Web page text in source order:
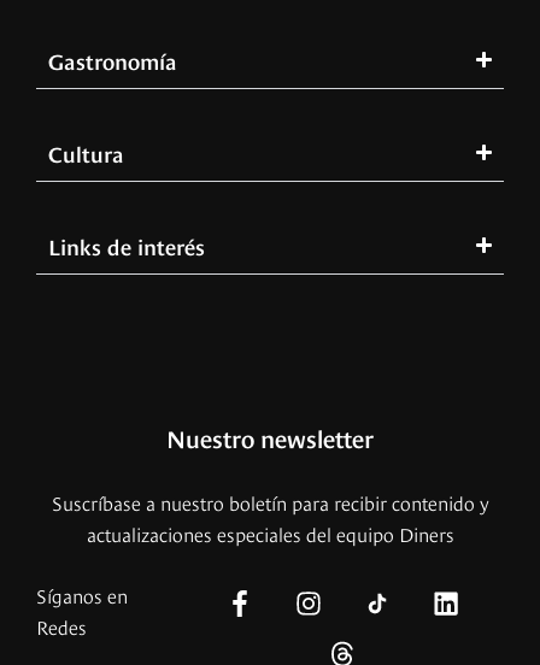
Gastronomía
Cultura
Links de interés
Nuestro newsletter
Suscríbase a nuestro boletín para recibir contenido y
actualizaciones especiales del equipo Diners
Síganos en
Redes